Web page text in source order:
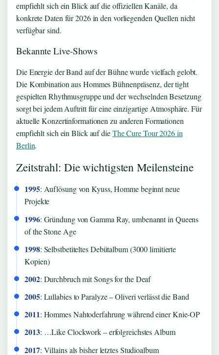
empfiehlt sich ein Blick auf die offiziellen Kanäle, da
konkrete Daten für 2026 in den vorliegenden Quellen nicht
verfügbar sind.
Bekannte Live-Shows
Die Energie der Band auf der Bühne wurde vielfach gelobt.
Die Kombination aus Hommes Bühnenpräsenz, der tight
gespielten Rhythmusgruppe und der wechselnden Besetzung
sorgt bei jedem Auftritt für eine einzigartige Atmosphäre. Für
aktuelle Konzertinformationen zu anderen Formationen
empfiehlt sich ein Blick auf dieThe Cure Tour 2026 in
Berlin.
Zeitstrahl: Die wichtigsten Meilensteine
1995: Auflösung von Kyuss, Homme beginnt neue
Projekte
1996: Gründung von Gamma Ray, umbenannt in Queens
of the Stone Age
1998: Selbstbetiteltes Debütalbum (3000 limitierte
Kopien)
2002: Durchbruch mit Songs for the Deaf
2005: Lullabies to Paralyze – Oliveri verlässt die Band
2011: Hommes Nahtoderfahrung während einer Knie-OP
2013: …Like Clockwork – erfolgreichstes Album
2017: Villains als bisher letztes Studioalbum